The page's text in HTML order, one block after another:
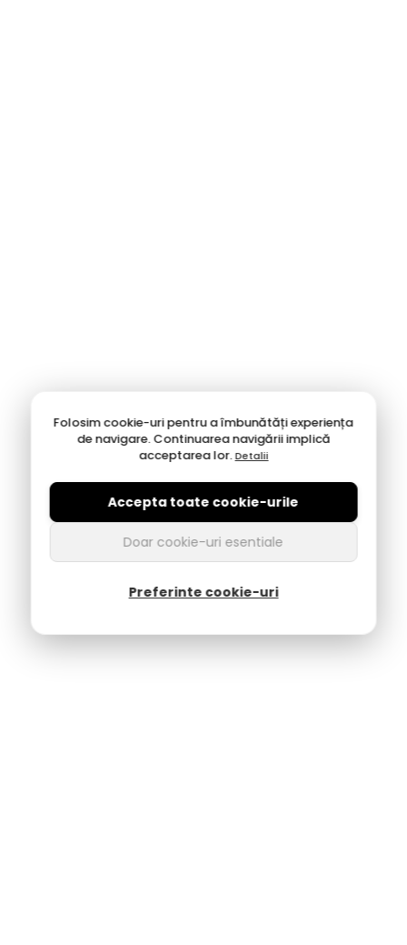
Folosim cookie-uri pentru a îmbunătăți experiența
de navigare. Continuarea navigării implică
acceptarea lor.Detalii
Accepta toate cookie-urile
Doar cookie-uri esentiale
Preferinte cookie-uri